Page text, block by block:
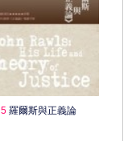
5羅爾斯與正義論